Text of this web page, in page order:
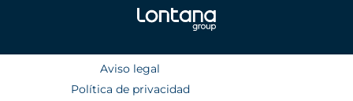
Aviso legal
Política de privacidad